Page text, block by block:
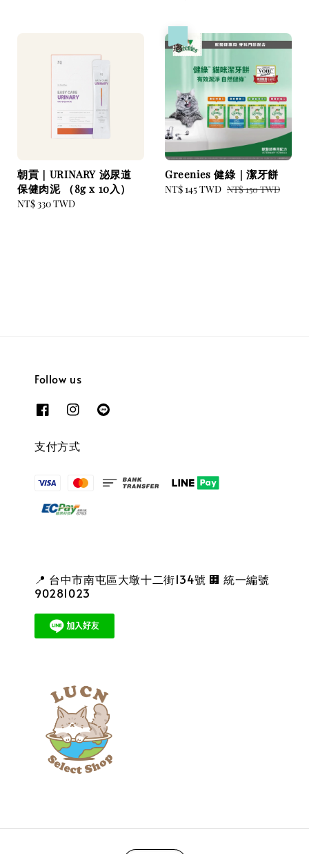
朝貢｜URINARY 泌尿道
保健肉泥 （8g x 10入）
Regular
NT$ 330 TWD
Greenies 健綠｜潔牙餅
Sale
NT$ 145 TWD Regular
NT$ 150 TWD
Follow us
支付方式
📍 台中市南屯區大墩十二街134號 🏢 統一編號
90281023